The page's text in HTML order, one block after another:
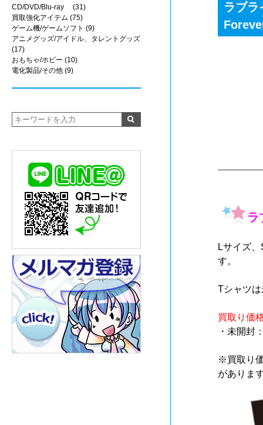
ラブ
ラ
Lサイズ
す。
Tシャツ
買取り価
・未開封
※買取り
がありま
CD/DVD/Blu-ray
(31)
買取強化アイテム (75)
ゲーム機/ゲームソフト (9)
アニメグッズ/アイドル、タレントグッズ
(17)
おもちゃ/ホビー (10)
電化製品/その他 (9)